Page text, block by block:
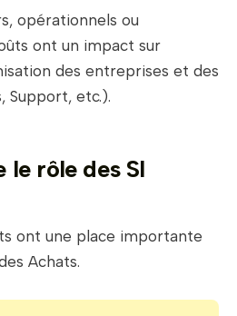
opérationnels ou
ont un impact sur
des entreprises et des
Support, etc.).
le rôle des SI
ont une place importante
Achats.